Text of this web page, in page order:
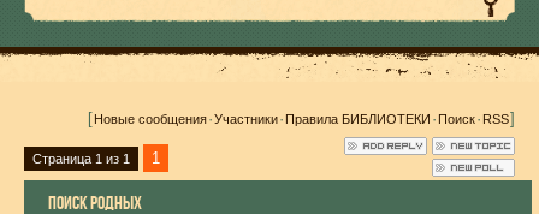
[Новые сообщения·Участники·Правила БИБЛИОТЕКИ·Поиск·RSS]
Страница 1 из 1 1
ПОИСК РОДНЫХ